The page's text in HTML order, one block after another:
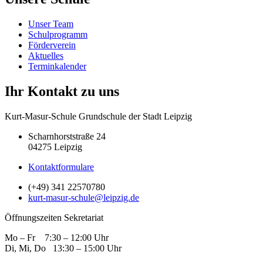
Unser Team
Schulprogramm
Förderverein
Aktuelles
Terminkalender
Ihr Kontakt zu uns
Kurt-Masur-Schule Grundschule der Stadt Leipzig
Scharnhorststraße 24
04275 Leipzig
Kontaktformulare
(+49) 341 22570780
kurt-masur-schule@leipzig.de
Öffnungszeiten Sekretariat
Mo – Fr 7:30 – 12:00 Uhr
Di, Mi, Do 13:30 – 15:00 Uhr